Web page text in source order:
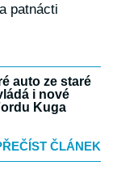
patnácti
auto ze staré
i nové
Kuga
ČLÁNEK